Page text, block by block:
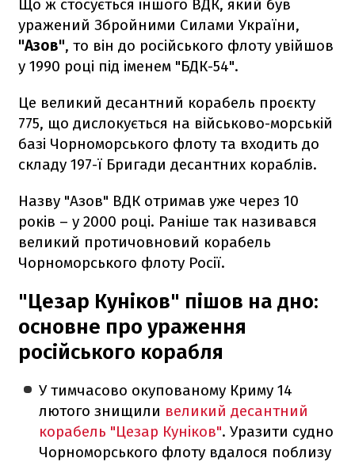
Що ж стосується іншого ВДК, який був
уражений Збройними Силами України,
"Азов", то він до російського флоту увійшов
у 1990 році під іменем "БДК-54".
Це великий десантний корабель проєкту
775, що дислокується на військово-морській
базі Чорноморського флоту та входить до
складу 197-ї Бригади десантних кораблів.
Назву "Азов" ВДК отримав уже через 10
років – у 2000 році. Раніше так називався
великий протичовновий корабель
Чорноморського флоту Росії.
"Цезар Куніков" пішов на дно:
основне про ураження
російського корабля
У тимчасово окупованому Криму 14
лютого знищили великий десантний
корабель "Цезар Куніков". Уразити судно
Чорноморського флоту вдалося поблизу